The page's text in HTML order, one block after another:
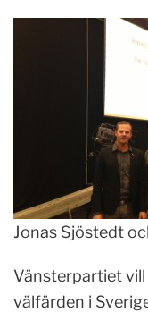
Jonas Sjöstedt
Vänsterpartiet
välfärden i